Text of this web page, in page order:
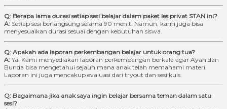
Q: Berapa lama durasi setiap sesi belajar dalam paket les privat STAN ini?
A: Setiap sesi berlangsung selama 90 menit. Namun, kami juga bisa
menyesuaikan durasi sesuai dengan kebutuhan siswa.
Q: Apakah ada laporan perkembangan belajar untuk orang tua?
A: Ya! Kami menyediakan laporan perkembangan berkala agar Ayah dan
Bunda bisa mengetahui sejauh mana anak telah memahami materi.
Laporan ini juga mencakup evaluasi dari tryout dan sesi kuis.
Q: Bagaimana jika anak saya ingin belajar bersama teman dalam satu
sesi?